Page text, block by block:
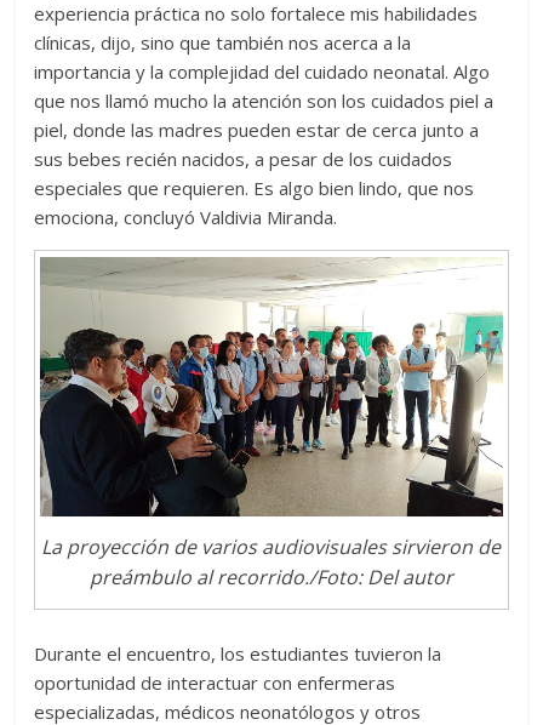
experiencia práctica no solo fortalece mis habilidades
clínicas, dijo, sino que también nos acerca a la
importancia y la complejidad del cuidado neonatal. Algo
que nos llamó mucho la atención son los cuidados piel a
piel, donde las madres pueden estar de cerca junto a
sus bebes recién nacidos, a pesar de los cuidados
especiales que requieren. Es algo bien lindo, que nos
emociona, concluyó Valdivia Miranda.
La proyección de varios audiovisuales sirvieron de
preámbulo al recorrido./Foto: Del autor
Durante el encuentro, los estudiantes tuvieron la
oportunidad de interactuar con enfermeras
especializadas, médicos neonatólogos y otros